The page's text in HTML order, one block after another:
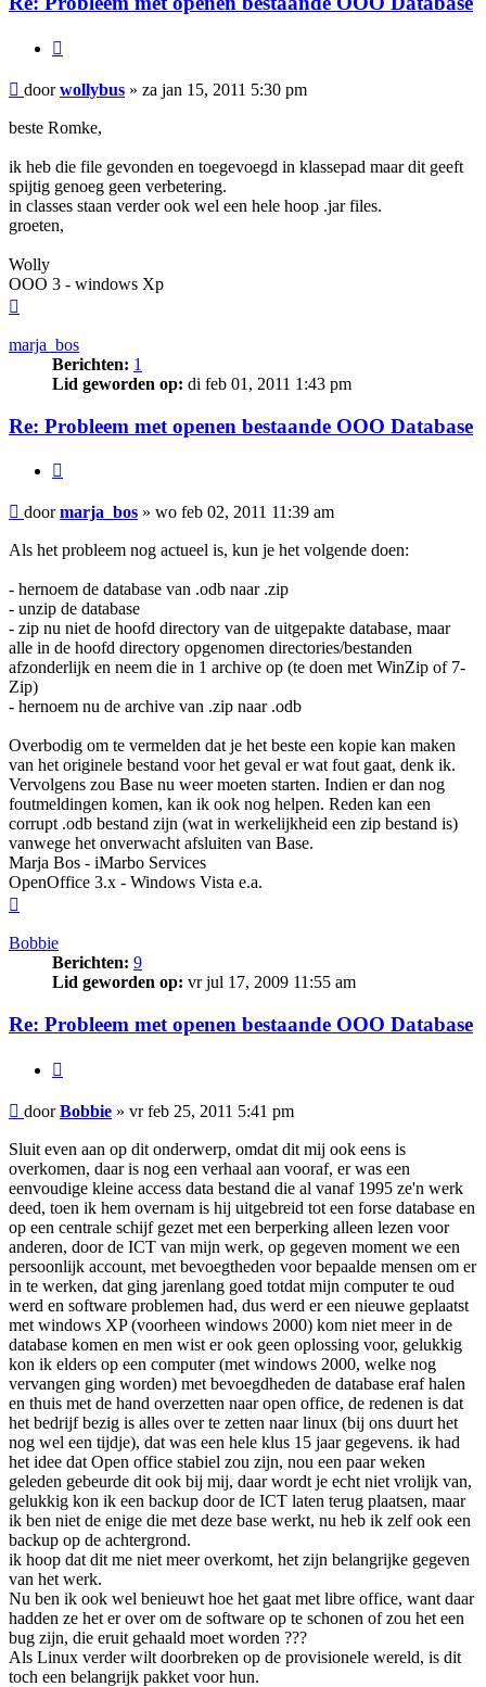
Bericht
doorwollybus » za jan 15, 2011 5:30 pm
beste Romke,
ik heb die file gevonden en toegevoegd in klassepad maar dit geeft
spijtig genoeg geen verbetering.
in classes staan verder ook wel een hele hoop .jar files.
groeten,
Wolly
OOO 3 - windows Xp
marja_bos
Berichten: 1
Lid geworden op: di feb 01, 2011 1:43 pm
Re: Probleem met openen bestaande OOO Database
Bericht
doormarja_bos » wo feb 02, 2011 11:39 am
Als het probleem nog actueel is, kun je het volgende doen:
- hernoem de database van .odb naar .zip
- unzip de database
- zip nu niet de hoofd directory van de uitgepakte database, maar
alle in de hoofd directory opgenomen directories/bestanden
afzonderlijk en neem die in 1 archive op (te doen met WinZip of 7-
Zip)
- hernoem nu de archive van .zip naar .odb
Overbodig om te vermelden dat je het beste een kopie kan maken
van het originele bestand voor het geval er wat fout gaat, denk ik.
Vervolgens zou Base nu weer moeten starten. Indien er dan nog
foutmeldingen komen, kan ik ook nog helpen. Reden kan een
corrupt .odb bestand zijn (wat in werkelijkheid een zip bestand is)
vanwege het onverwacht afsluiten van Base.
Marja Bos - iMarbo Services
OpenOffice 3.x - Windows Vista e.a.
Bobbie
Berichten: 9
Lid geworden op: vr jul 17, 2009 11:55 am
Re: Probleem met openen bestaande OOO Database
Bericht
doorBobbie » vr feb 25, 2011 5:41 pm
Sluit even aan op dit onderwerp, omdat dit mij ook eens is
overkomen, daar is nog een verhaal aan vooraf, er was een
eenvoudige kleine access data bestand die al vanaf 1995 ze'n werk
deed, toen ik hem overnam is hij uitgebreid tot een forse database en
op een centrale schijf gezet met een berperking alleen lezen voor
anderen, door de ICT van mijn werk, op gegeven moment we een
persoonlijk account, met bevoegtheden voor bepaalde mensen om er
in te werken, dat ging jarenlang goed totdat mijn computer te oud
werd en software problemen had, dus werd er een nieuwe geplaatst
met windows XP (voorheen windows 2000) kom niet meer in de
database komen en men wist er ook geen oplossing voor, gelukkig
kon ik elders op een computer (met windows 2000, welke nog
vervangen ging worden) met bevoegdheden de database eraf halen
en thuis met de hand overzetten naar open office, de redenen is dat
het bedrijf bezig is alles over te zetten naar linux (bij ons duurt het
nog wel een tijdje), dat was een hele klus 15 jaar gegevens. ik had
het idee dat Open office stabiel zou zijn, nou een paar weken
geleden gebeurde dit ook bij mij, daar wordt je echt niet vrolijk van,
gelukkig kon ik een backup door de ICT laten terug plaatsen, maar
ik ben niet de enige die met deze base werkt, nu heb ik zelf ook een
backup op de achtergrond.
ik hoop dat dit me niet meer overkomt, het zijn belangrijke gegeven
van het werk.
Nu ben ik ook wel benieuwt hoe het gaat met libre office, want daar
hadden ze het er over om de software op te schonen of zou het een
bug zijn, die eruit gehaald moet worden ???
Als Linux verder wilt doorbreken op de provisionele wereld, is dit
toch een belangrijk pakket voor hun.